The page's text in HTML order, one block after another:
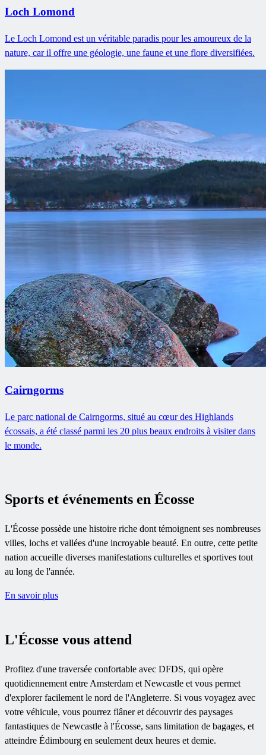
Loch Lomond
Le Loch Lomond est un véritable paradis pour les amoureux de la
nature, car il offre une géologie, une faune et une flore diversifiées.
Cairngorms
Le parc national de Cairngorms, situé au cœur des Highlands
écossais, a été classé parmi les 20 plus beaux endroits à visiter dans
le monde.
Sports et événements en Écosse
L'Écosse possède une histoire riche dont témoignent ses nombreuses
villes, lochs et vallées d'une incroyable beauté. En outre, cette petite
nation accueille diverses manifestations culturelles et sportives tout
au long de l'année.
En savoir plus
L'Écosse vous attend
Profitez d'une traversée confortable avec DFDS, qui opère
quotidiennement entre Amsterdam et Newcastle et vous permet
d'explorer facilement le nord de l'Angleterre. Si vous voyagez avec
votre véhicule, vous pourrez flâner et découvrir des paysages
fantastiques de Newcastle à l'Écosse, sans limitation de bagages, et
atteindre Édimbourg en seulement deux heures et demie.